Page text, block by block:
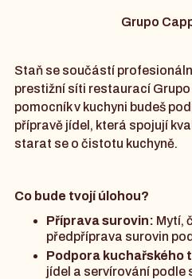
Grupo
Staň se součástí
prestižní síti restaurací
pomocník v kuchyni budeš
přípravě jídel, která spojují
starat se o čistotu kuchyně.
Co bude tvojí úlohou?
Příprava surovin: Mytí,
předpříprava surovin
Podpora kuchařského
jídel a servírování podle